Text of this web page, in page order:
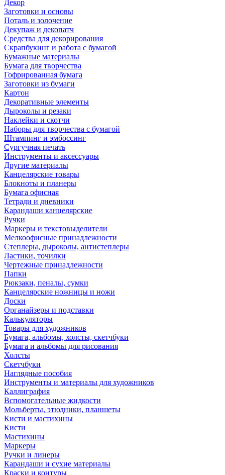
Декор
Заготовки и основы
Поталь и золочение
Декупаж и декопатч
Средства для декорирования
Скрапбукинг и работа с бумагой
Бумажные материалы
Бумага для творчества
Гофрированная бумага
Заготовки из бумаги
Картон
Декоративные элементы
Дыроколы и резаки
Наклейки и скотчи
Наборы для творчества с бумагой
Штампинг и эмбоссинг
Сургучная печать
Инструменты и аксессуары
Другие материалы
Канцелярские товары
Блокноты и планеры
Бумага офисная
Тетради и дневники
Карандаши канцелярские
Ручки
Маркеры и текстовыделители
Мелкоофисные принадлежности
Степлеры, дыроколы, антистеплеры
Ластики, точилки
Чертежные принадлежности
Папки
Рюкзаки, пеналы, сумки
Канцелярские ножницы и ножи
Доски
Органайзеры и подставки
Калькуляторы
Товары для художников
Бумага, альбомы, холсты, скетчбуки
Бумага и альбомы для рисования
Холсты
Скетчбуки
Наглядные пособия
Инструменты и материалы для художников
Каллиграфия
Вспомогательные жидкости
Мольберты, этюдники, планшеты
Кисти и мастихины
Кисти
Мастихины
Маркеры
Ручки и линеры
Карандаши и сухие материалы
Краски и контуры